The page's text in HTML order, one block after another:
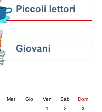
Mer Gio Ven Sab
Dom
1
2 3